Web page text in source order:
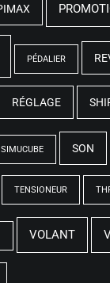
PÉDALIER
RÉGLAGE
SIMUCUBE SON
TENSIONEUR
VOLANT